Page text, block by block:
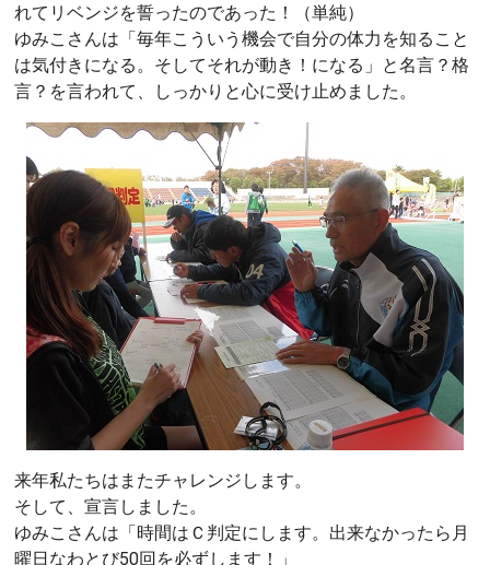
れてリベンジを誓ったのであった！（単純）
ゆみこさんは「毎年こういう機会で自分の体力を知ること
は気付きになる。そしてそれが動き！になる」と名言？格
言？を言われて、しっかりと心に受け止めました。
来年私たちはまたチャレンジします。
そして、宣言しました。
ゆみこさんは「時間はＣ判定にします。出来なかったら月
曜日なわとび50回を必ずします！」